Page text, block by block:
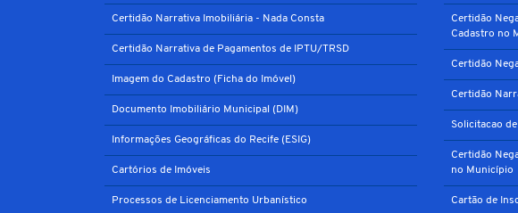
Certidão Narrativa Imobiliária - Nada Consta
Certidão Narrativa de Pagamentos de IPTU/TRSD
Imagem do Cadastro (Ficha do Imóvel)
Documento Imobiliário Municipal (DIM)
Informações Geográficas do Recife (ESIG)
Cartórios de Imóveis
Processos de Licenciamento Urbanístico
Certidão
Cadastro no
Certidão
Certidão
Solicitacao
Certidão
no Município
Cartão de